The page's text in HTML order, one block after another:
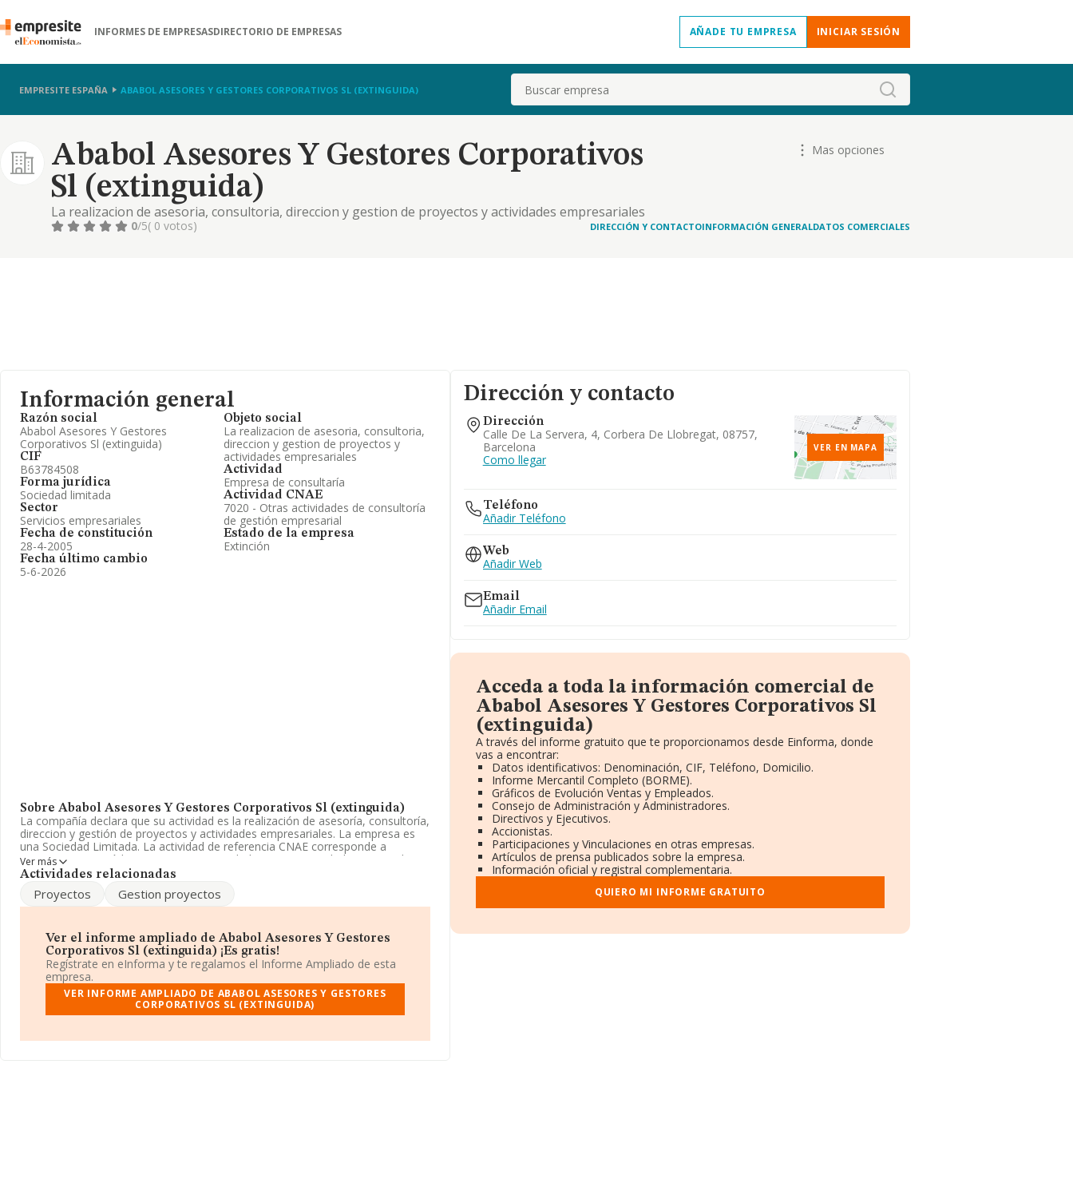
INFORMES DE EMPRESASDIRECTORIO DE EMPRESAS AÑADE TU EMPRESA INICIAR SESIÓN
EMPRESITE ESPAÑA ABABOL ASESORES Y GESTORES CORPORATIVOS SL (EXTINGUIDA) Buscar
Ababol Asesores Y Gestores Corporativos
Sl (extinguida)
La realizacion de asesoria, consultoria, direccion y gestion de proyectos y actividades empresariales
Mas opciones
0/5( 0 votos) DIRECCIÓN Y CONTACTOINFORMACIÓN GENERALDATOS COMERCIALES
Información general
Razón social
Ababol Asesores Y Gestores
Corporativos Sl (extinguida)
CIF
B63784508
Forma jurídica
Sociedad limitada
Sector
Servicios empresariales
Fecha de constitución
28-4-2005
Fecha último cambio
5-6-2026
Objeto social
La realizacion de asesoria, consultoria,
direccion y gestion de proyectos y
actividades empresariales
Actividad
Empresa de consultaría
Actividad CNAE
7020 - Otras actividades de consultoría
de gestión empresarial
Estado de la empresa
Extinción
Sobre Ababol Asesores Y Gestores Corporativos Sl (extinguida)
La compañía declara que su actividad es la realización de asesoría, consultoría,
direccion y gestión de proyectos y actividades empresariales. La empresa es
una Sociedad Limitada. La actividad de referencia CNAE corresponde a
'%cnae%', cuyo Código es 7020. La sociedad no tiene actividad en mercados
exteriores.
La sociedadAbabol Asesores y Gestores Corporativos S.L (extinguida)
con CIF B63784508, tiene domicilio fiscal en Calle De La Servera núm. 4,
Cataluña.
Con los datos a disposición de INFORMA sobre 72.271 empresas
pertenecientes al sector, en el ámbito nacional la facturación alcanza la cifra
de 15.184 millones de euros y se calcula un promedio de facturación de 210
mil euros entre todas las compañías. Con el fin de ampliar la información
relativa a las compañías, los empleados de media son 2. La antigüedad
Ver más
Actividades relacionadas
Proyectos Gestion proyectos
Ver el informe ampliado de Ababol Asesores Y Gestores
Corporativos Sl (extinguida) ¡Es gratis!
Regístrate en eInforma y te regalamos el Informe Ampliado de esta
empresa.
VER INFORME AMPLIADO DE ABABOL ASESORES Y GESTORES
CORPORATIVOS SL (EXTINGUIDA)
Dirección y contacto
Dirección
Calle De La Servera, 4, Corbera De Llobregat, 08757,
Barcelona
Como llegar
VER EN MAPA
Teléfono
Añadir Teléfono
Web
Añadir Web
Email
Añadir Email
Acceda a toda la información comercial de
Ababol Asesores Y Gestores Corporativos Sl
(extinguida)
A través del informe gratuito que te proporcionamos desde Einforma, donde
vas a encontrar:
Datos identificativos: Denominación, CIF, Teléfono, Domicilio.
Informe Mercantil Completo (BORME).
Gráficos de Evolución Ventas y Empleados.
Consejo de Administración y Administradores.
Directivos y Ejecutivos.
Accionistas.
Participaciones y Vinculaciones en otras empresas.
Artículos de prensa publicados sobre la empresa.
Información oficial y registral complementaria.
QUIERO MI INFORME GRATUITO